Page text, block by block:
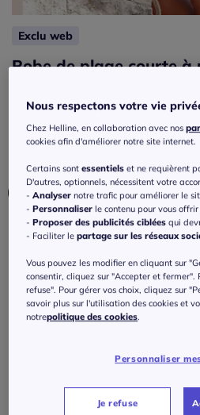
Exclu web
Robe de plage courte à
Réf : 406.304.004 4 / 5
Couleur :noir-blanc imprimé
Taille :
Veuillez sélectionner une
34 -épuisé
En stock
45€
Nous respectons votre vie
Chez Helline, en collaboration avec nos
cookies afin d'améliorer notre site internet.
Certains sontessentiels et ne requièrent
D'autres, optionnels, nécessitent votre
-Analyser notre trafic pour améliorer le
-Personnaliser le contenu pour vous
-Proposer des publicités ciblées qui
- Faciliter lepartage sur les réseaux
Vous pouvez les modifier en cliquant sur
consentir, cliquez sur "Accepter et fermer".
refuse". Pour gérer vos choix, cliquez sur
savoir plus sur l'utilisation des cookies et
notrepolitique des cookies.
Personnaliser
Je refuse